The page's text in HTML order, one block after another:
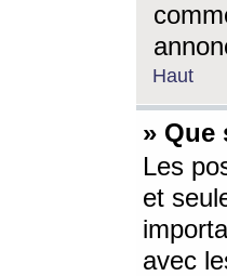
Haut
» Que
Les
et
avec